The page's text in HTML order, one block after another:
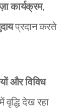
कार्यक्रम,
प्रदान करते
और विविध
देख रहा